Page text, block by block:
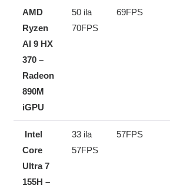
AMD
Ryzen
AI 9 HX
370 –
Radeon
890M
iGPU
50 ila
70FPS
69FPS
Intel
Core
Ultra 7
155H –
33 ila
57FPS
57FPS